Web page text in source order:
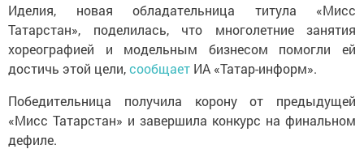
Иделия, новая обладательница титула «Мисс
Татарстан», поделилась, что многолетние занятия
хореографией и модельным бизнесом помогли ей
достичь этой цели,сообщает ИА «Татар-информ».
Победительница получила корону от предыдущей
«Мисс Татарстан» и завершила конкурс на финальном
дефиле.